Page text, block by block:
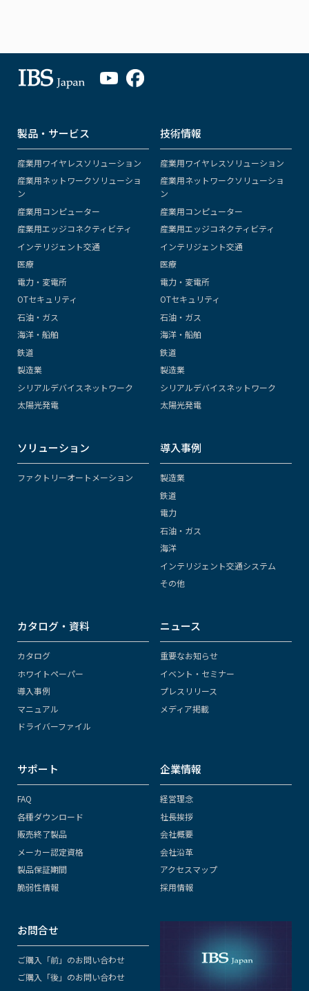
製品・サービス
産業用ワイヤレスソリューション
産業用ネットワークソリューショ
ン
産業用コンピューター
産業用エッジコネクティビティ
インテリジェント交通
医療
電力・変電所
OTセキュリティ
石油・ガス
海洋・船舶
鉄道
製造業
シリアルデバイスネットワーク
太陽光発電
技術情報
産業用ワイヤレスソリューション
産業用ネットワークソリューショ
ン
産業用コンピューター
産業用エッジコネクティビティ
インテリジェント交通
医療
電力・変電所
OTセキュリティ
石油・ガス
海洋・船舶
鉄道
製造業
シリアルデバイスネットワーク
太陽光発電
ソリューション
ファクトリーオートメーション
導入事例
製造業
鉄道
電力
石油・ガス
海洋
インテリジェント交通システム
その他
カタログ・資料
カタログ
ホワイトペーパー
導入事例
マニュアル
ドライバーファイル
ニュース
重要なお知らせ
イベント・セミナー
プレスリリース
メディア掲載
サポート
FAQ
各種ダウンロード
販売終了製品
メーカー認定資格
製品保証期間
脆弱性情報
企業情報
経営理念
社長挨拶
会社概要
会社沿革
アクセスマップ
採用情報
お問合せ
ご購入「前」のお問い合わせ
ご購入「後」のお問い合わせ